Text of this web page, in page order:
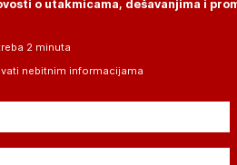
o utakmicama, dešavanjima i
2 minuta
nebitnim informacijama